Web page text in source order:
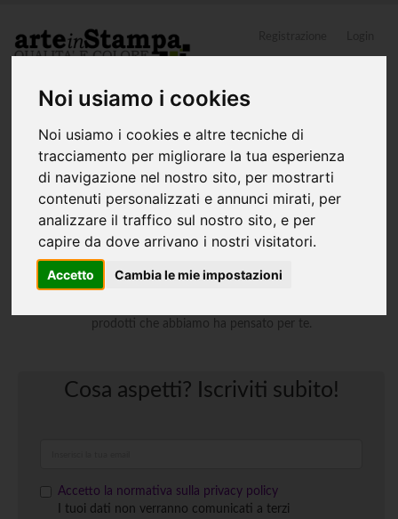
Noi usiamo i cookies
Noi usiamo i cookies e altre tecniche di
tracciamento per migliorare la tua esperienza
di navigazione nel nostro sito, per mostrarti
contenuti personalizzati e annunci mirati, per
analizzare il traffico sul nostro sito, e per
capire da dove arrivano i nostri visitatori.
Accetto Cambia le mie impostazioni
Home Iscrizione newsletter
Ricevi le ultime
novità e promozioni!
prodotti che abbiamo ha pensato per te.
Cosa aspetti? Iscriviti subito!
Accetto la normativa sulla privacy policy
I tuoi dati non verranno comunicati a terzi